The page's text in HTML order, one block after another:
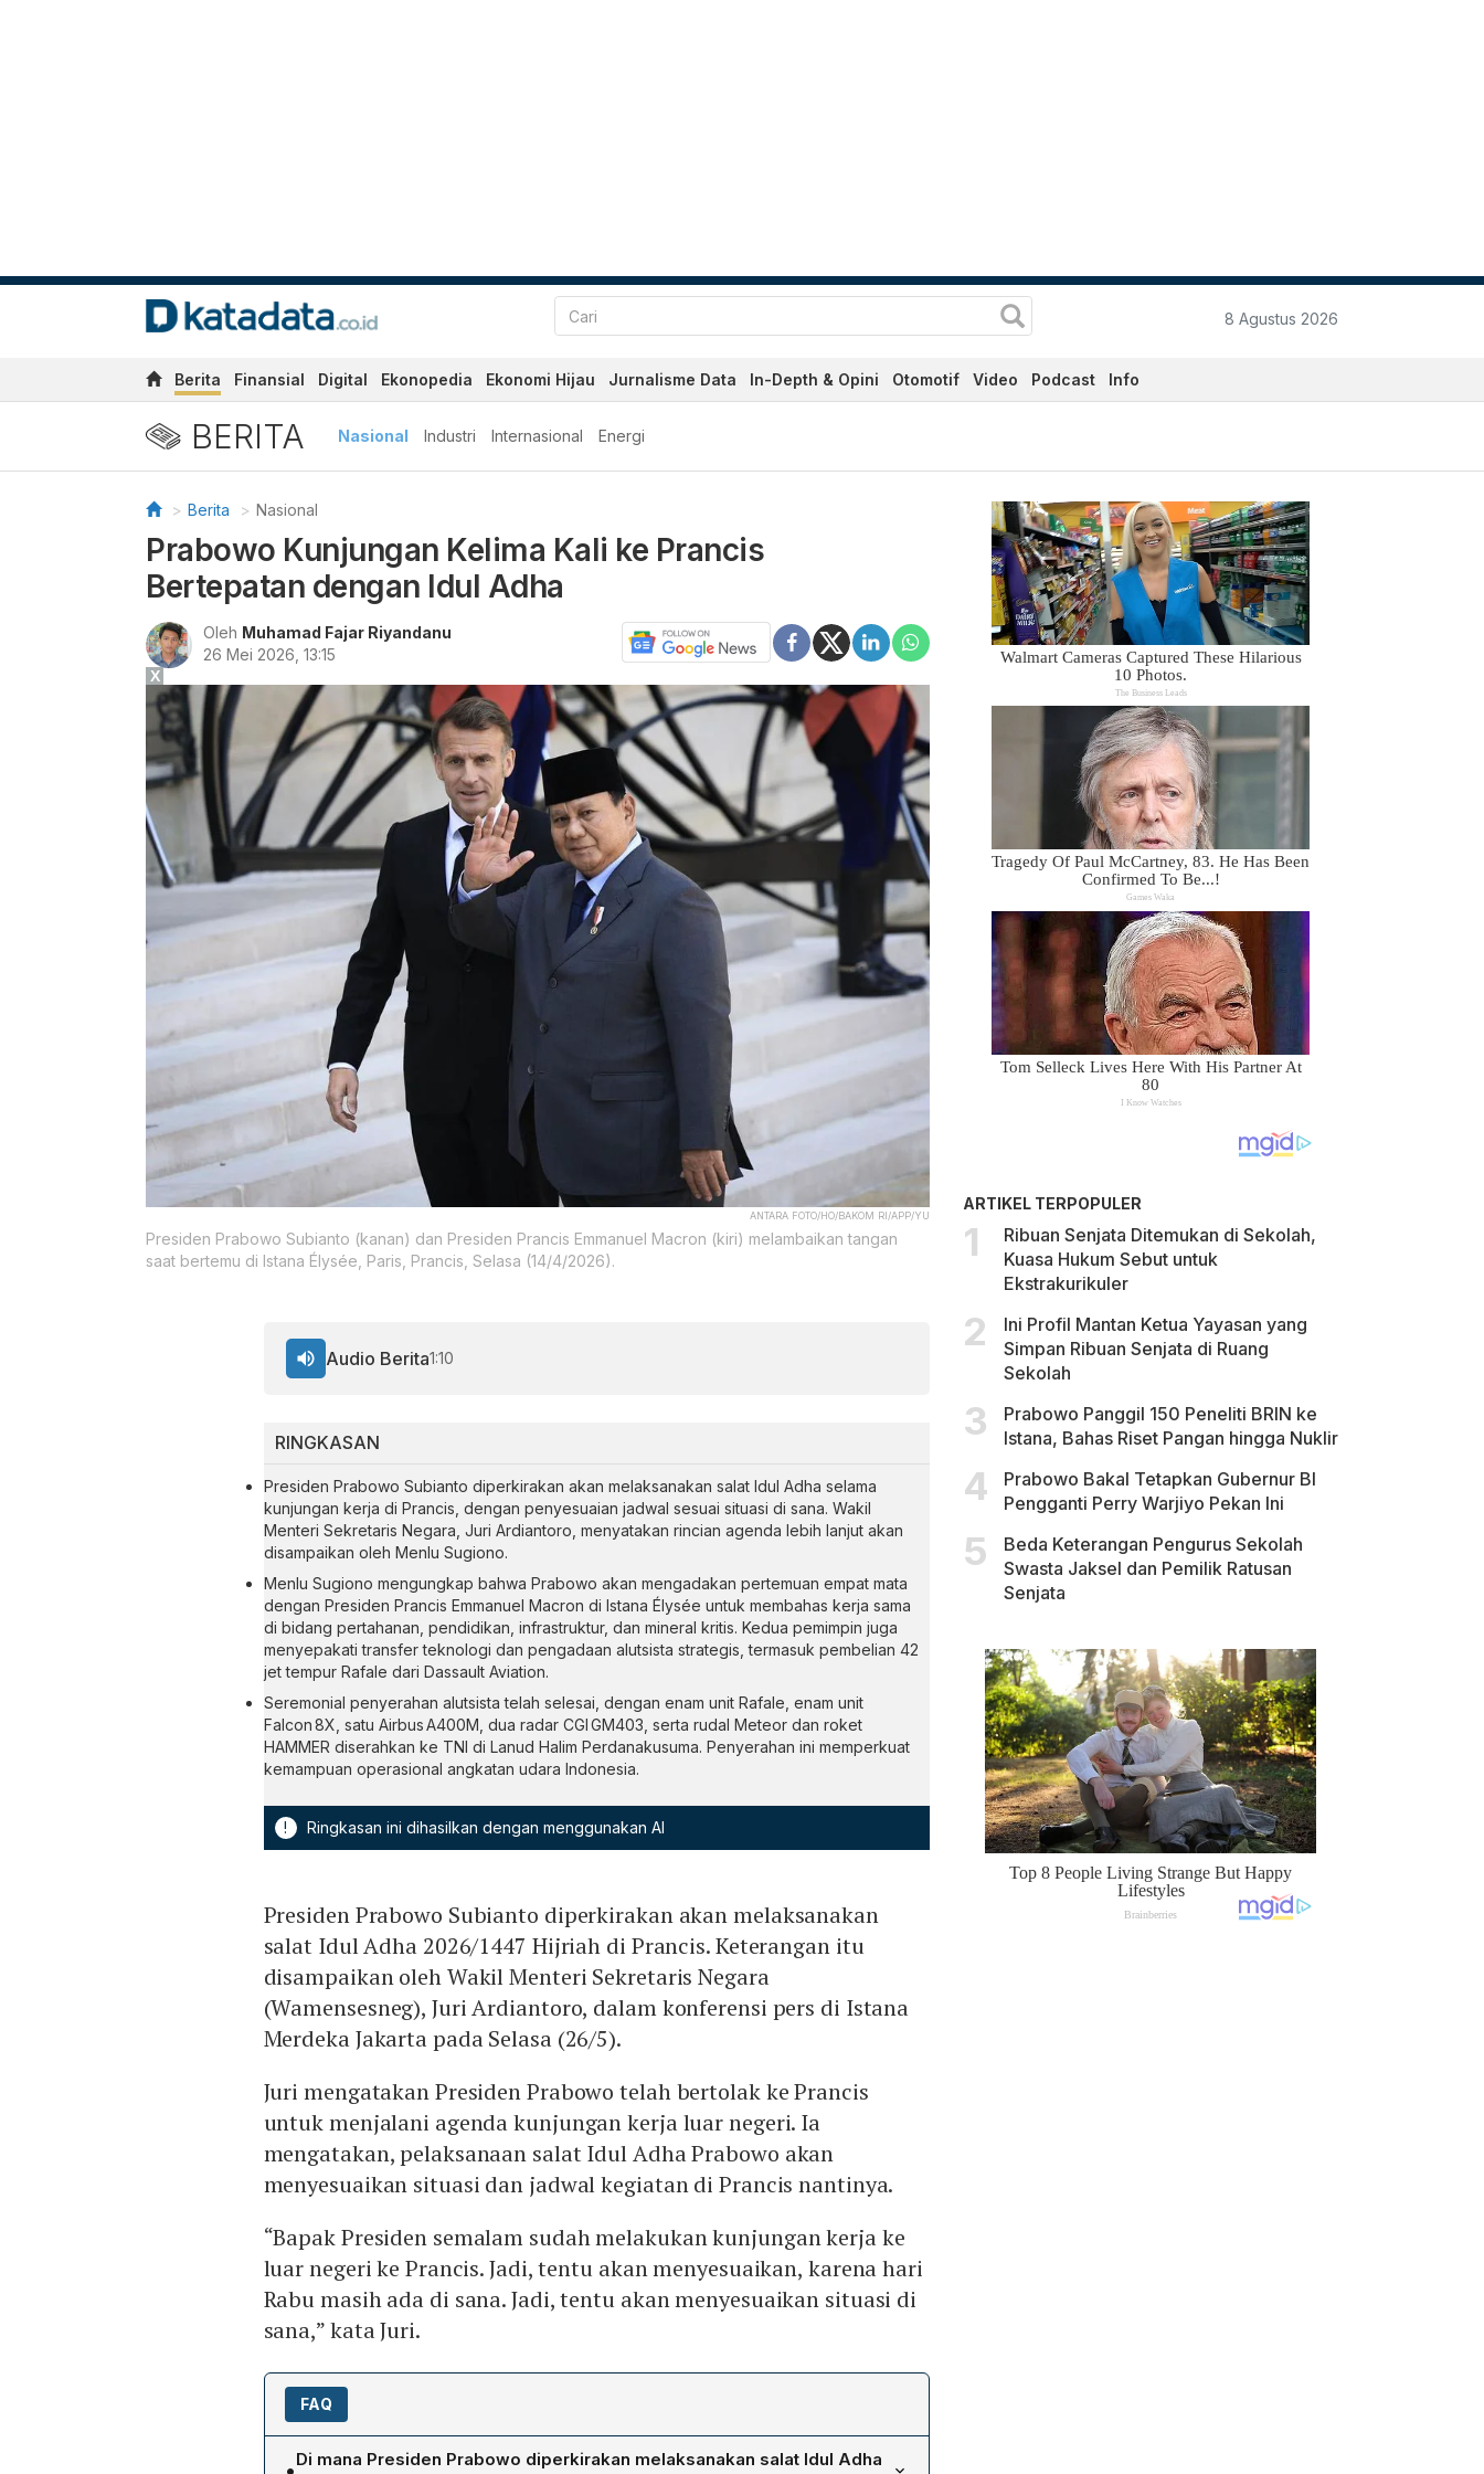
8 Agustus 2026
Berita Finansial Digital Ekonopedia Ekonomi Hijau Jurnalisme Data In-Depth & Opini Otomotif Video Podcast Info
BERITA Nasional Industri Internasional Energi
Berita Nasional
Prabowo Kunjungan Kelima Kali ke Prancis
Bertepatan dengan Idul Adha
Oleh Muhamad Fajar Riyandanu
26 Mei 2026, 13:15
ANTARA FOTO/HO/BAKOM RI/APP/YU
Presiden Prabowo Subianto (kanan) dan Presiden Prancis Emmanuel Macron (kiri) melambaikan tangan
saat bertemu di Istana Élysée, Paris, Prancis, Selasa (14/4/2026).
RINGKASAN
Presiden Prabowo Subianto diperkirakan akan melaksanakan salat Idul Adha selama
kunjungan kerja di Prancis, dengan penyesuaian jadwal sesuai situasi di sana. Wakil
Menteri Sekretaris Negara, Juri Ardiantoro, menyatakan rincian agenda lebih lanjut akan
disampaikan oleh Menlu Sugiono.
Menlu Sugiono mengungkap bahwa Prabowo akan mengadakan pertemuan empat mata
dengan Presiden Prancis Emmanuel Macron di Istana Élysée untuk membahas kerja sama
di bidang pertahanan, pendidikan, infrastruktur, dan mineral kritis. Kedua pemimpin juga
menyepakati transfer teknologi dan pengadaan alutsista strategis, termasuk pembelian 42
jet tempur Rafale dari Dassault Aviation.
Seremonial penyerahan alutsista telah selesai, dengan enam unit Rafale, enam unit
Falcon 8X, satu Airbus A400M, dua radar CGI GM403, serta rudal Meteor dan roket
HAMMER diserahkan ke TNI di Lanud Halim Perdanakusuma. Penyerahan ini memperkuat
kemampuan operasional angkatan udara Indonesia.
! Ringkasan ini dihasilkan dengan menggunakan AI
Audio Berita1:10
Presiden Prabowo Subianto diperkirakan akan melaksanakan
salat Idul Adha 2026/1447 Hijriah di Prancis. Keterangan itu
disampaikan oleh Wakil Menteri Sekretaris Negara
(Wamensesneg), Juri Ardiantoro, dalam konferensi pers di Istana
Merdeka Jakarta pada Selasa (26/5).
Juri mengatakan Presiden Prabowo telah bertolak ke Prancis
untuk menjalani agenda kunjungan kerja luar negeri. Ia
mengatakan, pelaksanaan salat Idul Adha Prabowo akan
menyesuaikan situasi dan jadwal kegiatan di Prancis nantinya.
“Bapak Presiden semalam sudah melakukan kunjungan kerja ke
luar negeri ke Prancis. Jadi, tentu akan menyesuaikan, karena hari
Rabu masih ada di sana. Jadi, tentu akan menyesuaikan situasi di
sana,” kata Juri.
FAQ
Di mana Presiden Prabowo diperkirakan melaksanakan salat Idul Adha
ARTIKEL TERPOPULER
Ribuan Senjata Ditemukan di Sekolah,
Kuasa Hukum Sebut untuk
Ekstrakurikuler
Ini Profil Mantan Ketua Yayasan yang
Simpan Ribuan Senjata di Ruang
Sekolah
Prabowo Panggil 150 Peneliti BRIN ke
Istana, Bahas Riset Pangan hingga Nuklir
Prabowo Bakal Tetapkan Gubernur BI
Pengganti Perry Warjiyo Pekan Ini
Beda Keterangan Pengurus Sekolah
Swasta Jaksel dan Pemilik Ratusan
Senjata
X